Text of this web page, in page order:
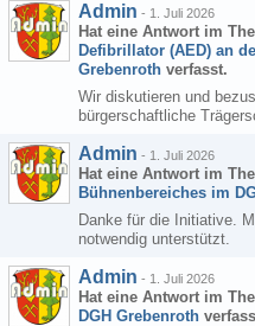
Admin - 1. Juli 2026
Hat eine Antwort im
Defibrillator (AED) an
Grebenroth verfasst.
Wir diskutieren und
bürgerschaftliche
Admin - 1. Juli 2026
Hat eine Antwort im
Bühnenbereiches im
Danke für die Initiative.
notwendig unterstützt.
Admin - 1. Juli 2026
Hat eine Antwort im
DGH Grebenroth